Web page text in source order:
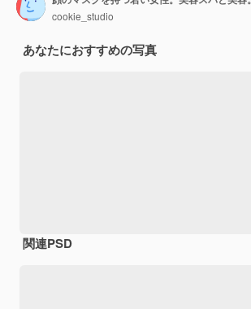
cookie_studio
あなたにおすすめの写真
関連PSD